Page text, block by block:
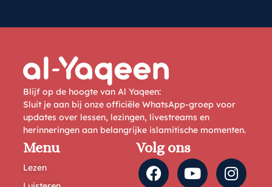
Blijf op de hoogte van Al Yaqeen:
Sluit je aan bij onze officiële WhatsApp-groep voor
updates over lessen, lezingen, livestreams en
herinneringen aan belangrijke islamitische momenten.
Menu
Lezen
Volg ons